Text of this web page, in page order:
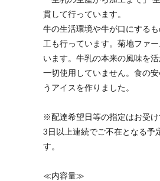
貫して行っています。
牛の生活環境や牛が口にする
工も行っています。菊地ファ
います。牛乳の本来の風味を
一切使用していません。食の
うアイスを作りました。
※配達希望日等の指定はお受け
3日以上連続でご不在となる予
す。
≪内容量≫